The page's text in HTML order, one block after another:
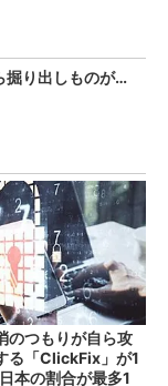
掘り出しものが…
のつもりが自ら攻
る「ClickFix」が1
の割合が最多1